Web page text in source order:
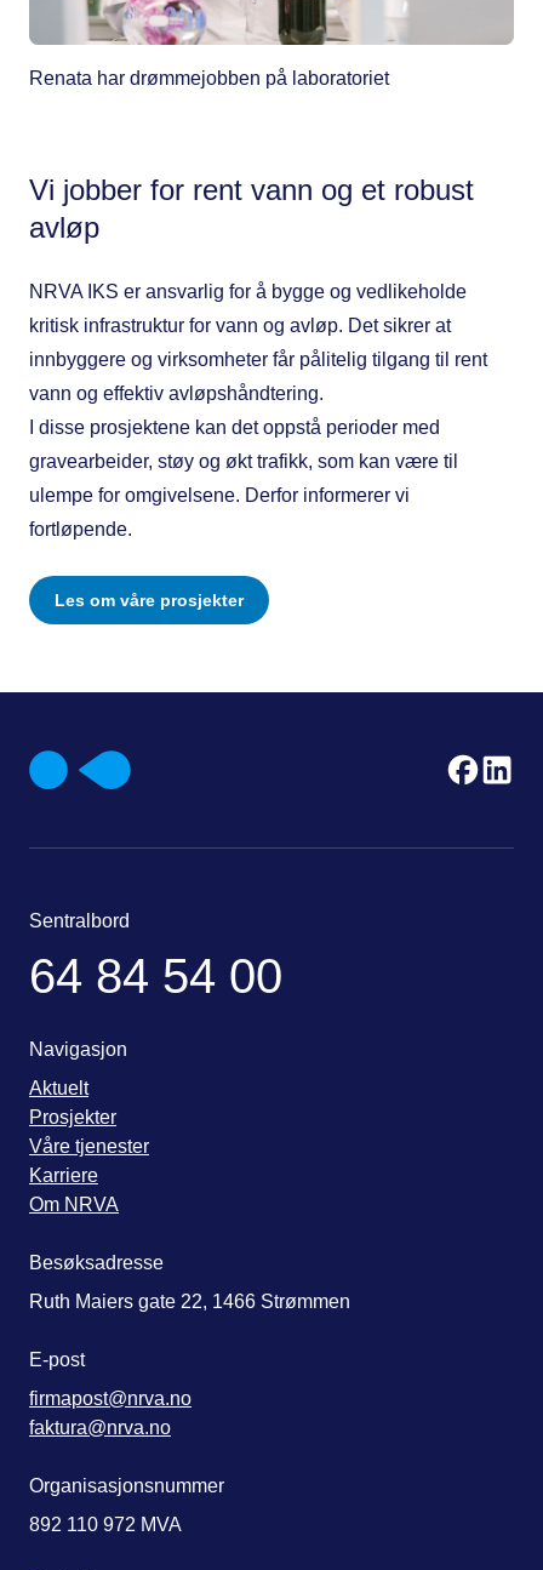
Renata har drømmejobben på laboratoriet
Vi jobber for rent vann og et robust
avløp
NRVA IKS er ansvarlig for å bygge og vedlikeholde
kritisk infrastruktur for vann og avløp. Det sikrer at
innbyggere og virksomheter får pålitelig tilgang til rent
vann og effektiv avløpshåndtering.
I disse prosjektene kan det oppstå perioder med
gravearbeider, støy og økt trafikk, som kan være til
ulempe for omgivelsene. Derfor informerer vi
fortløpende.
Les om våre prosjekter
Sentralbord
64 84 54 00
Navigasjon
Aktuelt
Prosjekter
Våre tjenester
Karriere
Om NRVA
Besøksadresse
Ruth Maiers gate 22, 1466 Strømmen
E-post
firmapost@nrva.no
faktura@nrva.no
Organisasjonsnummer
892 110 972 MVA